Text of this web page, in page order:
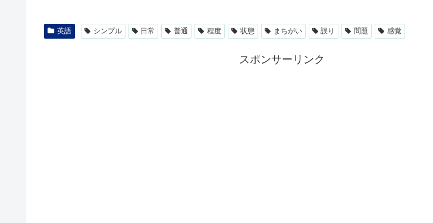
英語 シンプル 日常 普通 程度 状態 まちがい 誤り 問題 感覚
スポンサーリンク